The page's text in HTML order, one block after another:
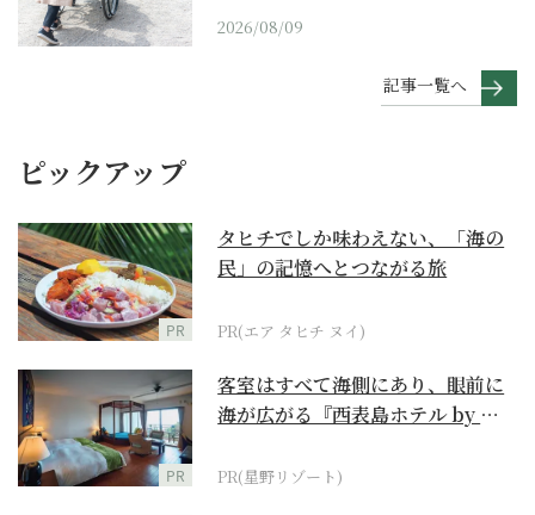
2026/08/09
記事一覧へ
ピックアップ
PR
タヒチでしか味わえない、「海の
民」の記憶へとつながる旅
PR(エア タヒチ ヌイ)
PR
客室はすべて海側にあり、眼前に
海が広がる『西表島ホテル by 星
PR(星野リゾート)